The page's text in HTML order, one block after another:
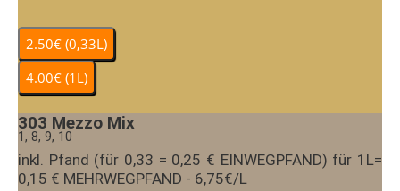
303 Mezzo Mix
1, 8, 9, 10
inkl. Pfand (für 0,33 = 0,25 € EINWEGPFAND) für 1L=
0,15 € MEHRWEGPFAND - 6,75€/L